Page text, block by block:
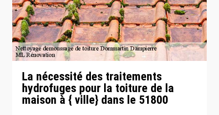
La nécessité des traitements
hydrofuges pour la toiture de la
maison à { ville} dans le 51800